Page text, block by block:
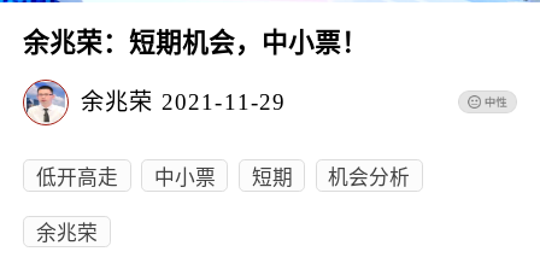
余兆荣：短期机会，中小票！
余兆荣 2021-11-29
低开高走 中小票 短期
机会分析
余兆荣